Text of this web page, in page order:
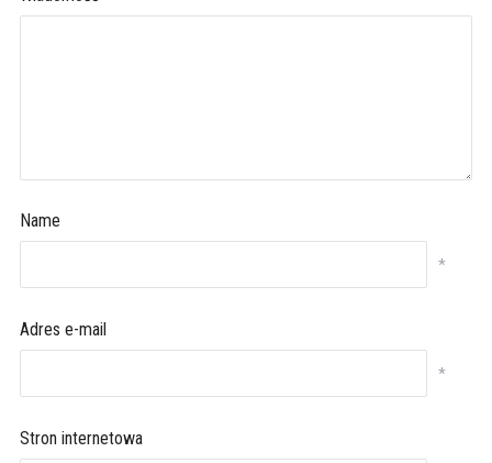
Name
*
Adres e-mail
*
Stron internetowa